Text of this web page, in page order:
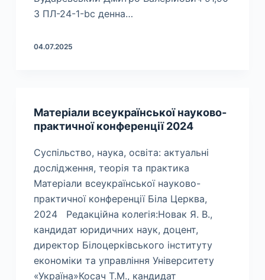
3 ПЛ-24-1-bc денна…
04.07.2025
Матеріали всеукраїнської науково-
практичної конференції 2024
Суспільство, наука, освіта: актуальні
дослідження, теорія та практика
Матеріали всеукраїнської науково-
практичної конференції Біла Церква,
2024 Редакційна колегія:Новак Я. В.,
кандидат юридичних наук, доцент,
директор Білоцерківського інституту
економіки та управління Університету
«Україна»Косач Т.М., кандидат